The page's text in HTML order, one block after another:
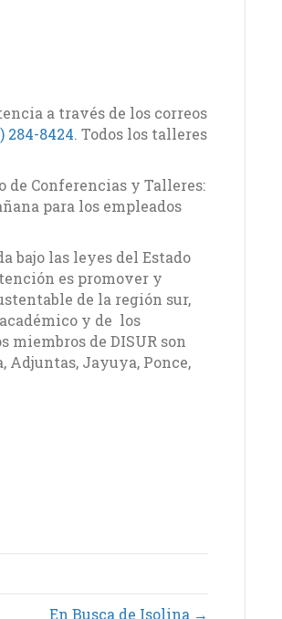
a través de los correos
284-8424. Todos los talleres
de Conferencias y Talleres:
para los empleados
bajo las leyes del Estado
es promover y
de la región sur,
y de los
de DISUR son
Adjuntas, Jayuya, Ponce,
En Busca de Isolina →